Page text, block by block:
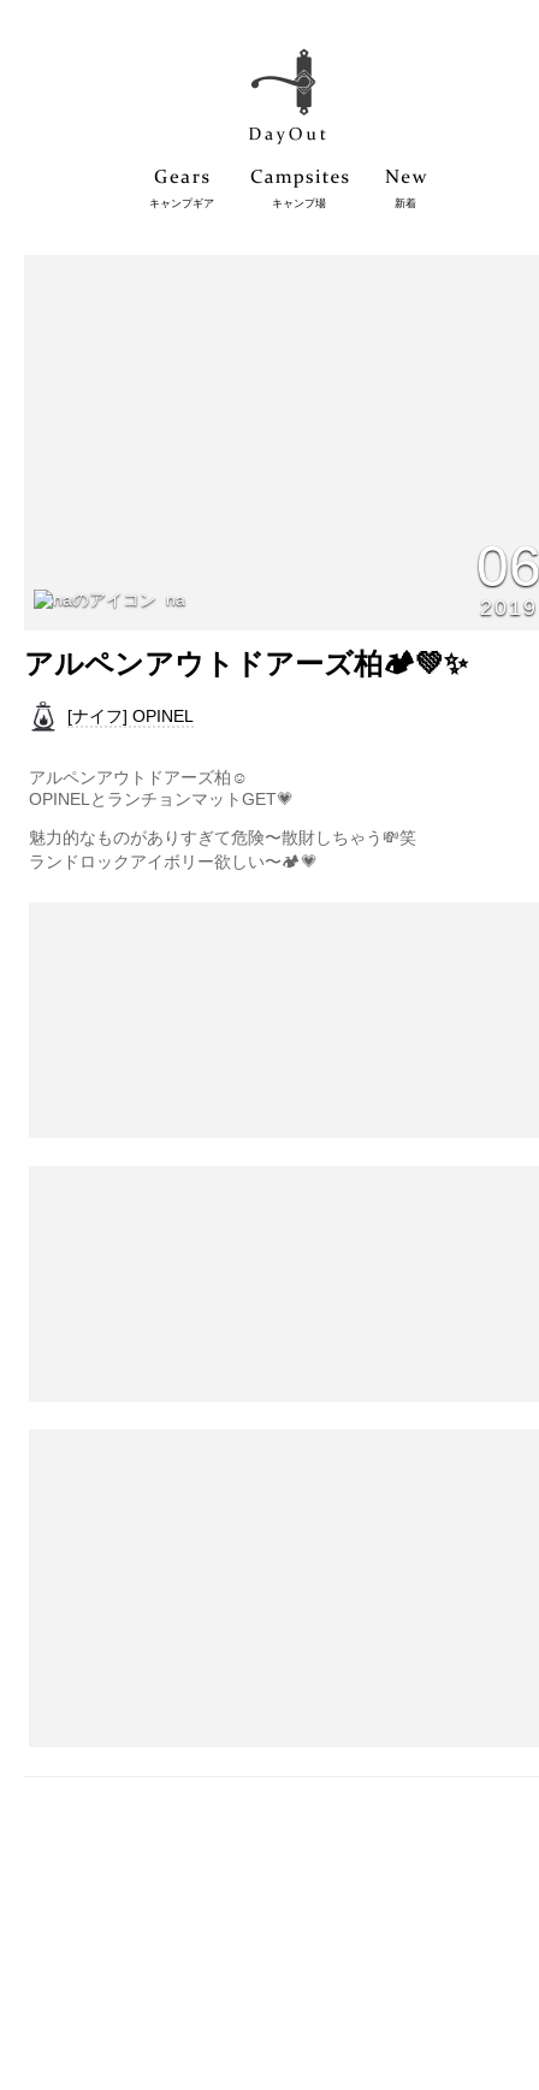
キャンプギア キャンプ場 新着
na 2019
アルペンアウトドアーズ柏🏕💚✨
[ナイフ] OPINEL
アルペンアウトドアーズ柏☺️
OPINELとランチョンマットGET💗
魅力的なものがありすぎて危険〜散財しちゃう💸笑
ランドロックアイボリー欲しい〜🏕💗